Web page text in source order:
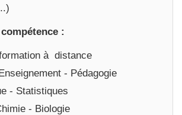
:
à distance
- Pédagogie
- Statistiques
- Biologie